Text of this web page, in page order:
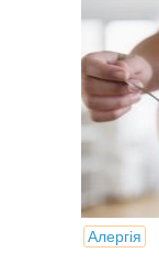
Алергія